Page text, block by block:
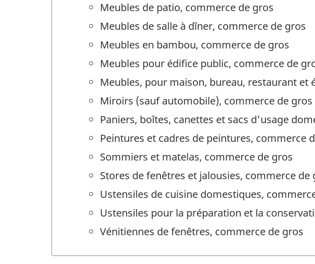
Meubles de patio, commerce de gros
Meubles de salle à dîner, commerce de gros
Meubles en bambou, commerce de gros
Meubles pour édifice public, commerce de
Meubles, pour maison, bureau, restaurant et
Miroirs (sauf automobile), commerce de gros
Paniers, boîtes, canettes et sacs d'usage
Peintures et cadres de peintures, commerce
Sommiers et matelas, commerce de gros
Stores de fenêtres et jalousies, commerce de
Ustensiles de cuisine domestiques,
Ustensiles pour la préparation et la
Vénitiennes de fenêtres, commerce de gros